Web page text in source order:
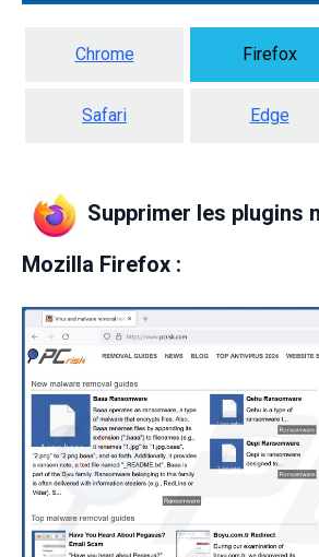
Chrome Firefox
Safari Edge
Supprimer les plugins
Mozilla Firefox :